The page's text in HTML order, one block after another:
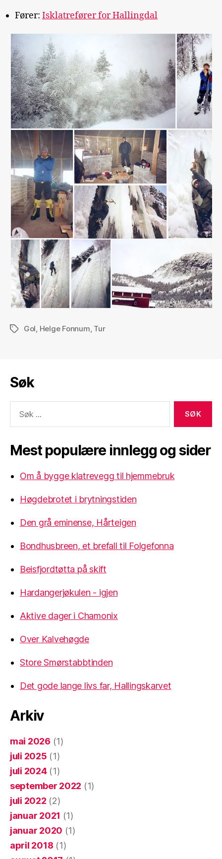
Fører: Isklatrefører for Hallingdal
Stikkord
Gol, Helge Fonnum, Tur
Søk
etter:
Mest populære innlegg og sider
Om å bygge klatrevegg til hjemmebruk
Høgdebrotet i brytningstiden
Den grå eminense, Hårteigen
Bondhusbreen, et brefall til Folgefonna
Beisfjordtøtta på skift
Hardangerjøkulen - igjen
Aktive dager i Chamonix
Over Kalvehøgde
Store Smørstabbtinden
Det gode lange livs far, Hallingskarvet
Arkiv
mai 2026 (1)
juli 2025 (1)
juli 2024(1)
september 2022 (1)
juli 2022 (2)
januar 2021 (1)
januar 2020 (1)
april 2018 (1)